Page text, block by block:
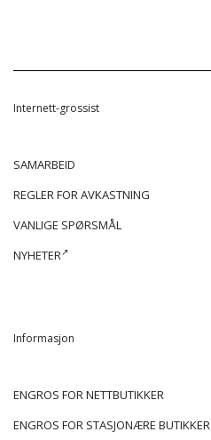
Internett-grossist
SAMARBEID
REGLER FOR AVKASTNING
VANLIGE SPØRSMÅL
NYHETER
Informasjon
ENGROS FOR NETTBUTIKKER
ENGROS FOR STASJONÆRE BUTIKKER